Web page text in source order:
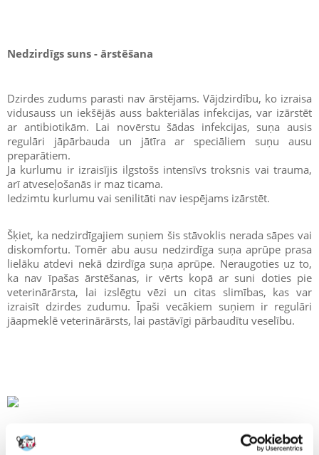
Nedzirdīgs suns - ārstēšana
Dzirdes zudums parasti nav ārstējams. Vājdzirdību, ko izraisa
vidusauss un iekšējās auss bakteriālas infekcijas, var izārstēt
ar antibiotikām. Lai novērstu šādas infekcijas, suņa ausis
regulāri jāpārbauda un jātīra ar speciāliem suņu ausu
preparātiem.
Ja kurlumu ir izraisījis ilgstošs intensīvs troksnis vai trauma,
arī atveseļošanās ir maz ticama.
Iedzimtu kurlumu vai senilitāti nav iespējams izārstēt.
Šķiet, ka nedzirdīgajiem suņiem šis stāvoklis nerada sāpes vai
diskomfortu. Tomēr abu ausu nedzirdīga suņa aprūpe prasa
lielāku atdevi nekā dzirdīga suņa aprūpe. Neraugoties uz to,
ka nav īpašas ārstēšanas, ir vērts kopā ar suni doties pie
veterinārārsta, lai izslēgtu vēzi un citas slimības, kas var
izraisīt dzirdes zudumu. Īpaši vecākiem suņiem ir regulāri
jāapmeklē veterinārārsts, lai pastāvīgi pārbaudītu veselību.